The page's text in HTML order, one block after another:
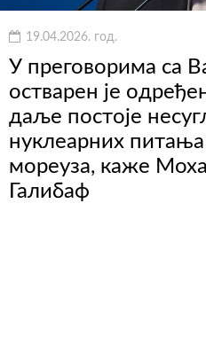
19.04.2026. год.
У преговорима са
остварен је
даље постоје
нуклеарних
мореуза, каже
Галибаф